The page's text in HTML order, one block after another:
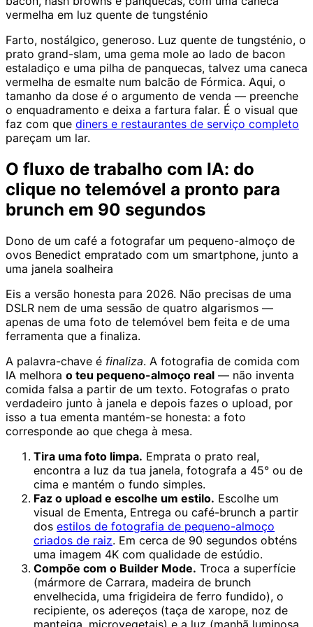
vermelha em luz quente de tungsténio
Farto, nostálgico, generoso. Luz quente de tungsténio, o
prato grand-slam, uma gema mole ao lado de bacon
estaladiço e uma pilha de panquecas, talvez uma caneca
vermelha de esmalte num balcão de Fórmica. Aqui, o
tamanho da dose é o argumento de venda — preenche
o enquadramento e deixa a fartura falar. É o visual que
faz com que diners e restaurantes de serviço completo
pareçam um lar.
O fluxo de trabalho com IA: do
clique no telemóvel a pronto para
brunch em 90 segundos
Dono de um café a fotografar um pequeno-almoço de
ovos Benedict empratado com um smartphone, junto a
uma janela soalheira
Eis a versão honesta para 2026. Não precisas de uma
DSLR nem de uma sessão de quatro algarismos —
apenas de uma foto de telemóvel bem feita e de uma
ferramenta que a finaliza.
A palavra-chave é finaliza. A fotografia de comida com
IA melhora o teu pequeno-almoço real — não inventa
comida falsa a partir de um texto. Fotografas o prato
verdadeiro junto à janela e depois fazes o upload, por
isso a tua ementa mantém-se honesta: a foto
corresponde ao que chega à mesa.
Tira uma foto limpa. Emprata o prato real,
encontra a luz da tua janela, fotografa a 45° ou de
cima e mantém o fundo simples.
Faz o upload e escolhe um estilo. Escolhe um
visual de Ementa, Entrega ou café-brunch a partir
dos estilos de fotografia de pequeno-almoço
criados de raiz. Em cerca de 90 segundos obténs
uma imagem 4K com qualidade de estúdio.
Compõe com o Builder Mode. Troca a superfície
(mármore de Carrara, madeira de brunch
envelhecida, uma frigideira de ferro fundido), o
recipiente, os adereços (taça de xarope, noz de
manteiga, microvegetais) e a luz (manhã luminosa